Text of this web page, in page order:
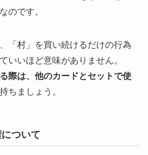
のです。
「村」を買い続けるだけの行為
いいほど意味がありません。
際は、他のカードとセットで使
ちましょう。
ついて